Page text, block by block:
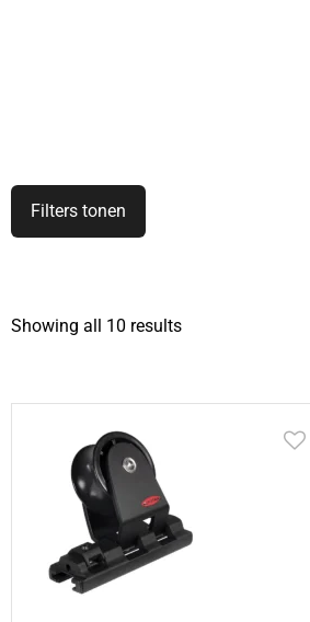
Filters tonen
Showing all 10 results